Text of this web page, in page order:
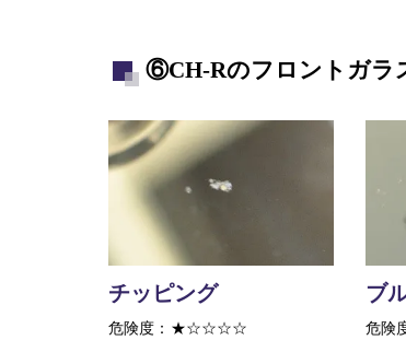
⑥CH-Rのフロントガラ
チッピング
危険度：★☆☆☆☆
ブ
危